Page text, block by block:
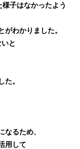
子はなかったよう
わかりました。
と
た。
なるため、
用して